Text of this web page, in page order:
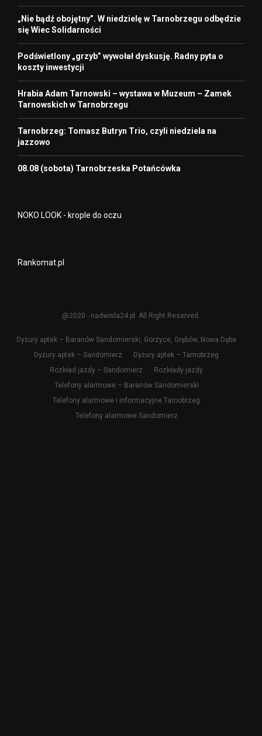
„Nie bądź obojętny”. W niedzielę w Tarnobrzegu odbędzie
się Wiec Solidarności
Podświetlony „grzyb” wywołał dyskusję. Radny pyta o
koszty inwestycji
Hrabia Adam Tarnowski – wystawa w Muzeum – Zamek
Tarnowskich w Tarnobrzegu
Tarnobrzeg: Tomasz Butryn Trio, czyli niedziela na
jazzowo
08.08 (sobota) Tarnobrzeska Potańcówka
NOKO LOOK - krople do oczu
Rankomat.pl
@2020 - nadwisla24.pl. All Right Reserved.
Dyżury aptek – Baranów Sandomierski, Gorzyce, Grębów, Nowa Dęba
Dyżury aptek – Sandomierz
Dyżury aptek – Tarnobrzeg
Rozkład jazdy – Sandomierz
Rozkłady jazdy
Telefony alarmowe – Baranów Sandomierski
Telefony alarmowe i informacyjne Tarnobrzeg
Telefony alarmowe Sandomierz